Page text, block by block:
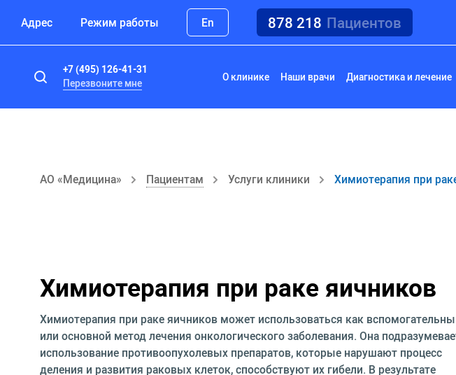
Адрес Режим работы En 878 218 Пациентов
+7 (495) 126-41-31
Перезвоните мне
О клинике Наши врачи Диагностика и лечение
АО «Медицина» Пациентам Услуги клиники Химиотерапия при
Химиотерапия при раке яичников
Химиотерапия при раке яичников может использоваться как
или основной метод лечения онкологического заболевания. Она
использование противоопухолевых препаратов, которые нарушают процесс
деления и развития раковых клеток, способствуют их гибели. В результате